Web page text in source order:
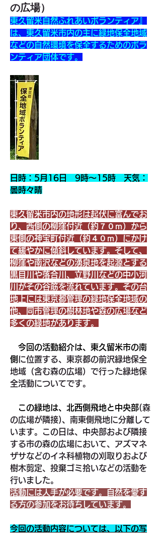
の広場）
東久留米自然ふれあいボランティア』
は、東久留米市内の主に緑地保全地域
などの自然環境を保全するためのボラ
ンティア団体です。
日時：5月16日　9時～15時　天気：
曇時々晴
東久留米市内の地形は起伏に富んでお
り、西側の柳窪付近（約７０ｍ）から
東側の神宝町付近（約４０ｍ）にかけ
て緩やかに傾斜しています。そして、
柳窪や南沢などの湧泉地を起源とする
黒目川や落合川、立野川などの中小河
川がその谷筋を流れています。その台
地上には東京都管理の緑地保全地域の
他、同市管理の樹林地や森の広場など
多くの緑地があります。
今回の活動紹介は、東久留米市の南
側 に位置する、東京都の前沢緑地保全
地域（含む森の広場）で行った緑地保
全活動についてです。
この緑地は、北西側飛地と中央部(森
の広場が隣接)、南東側飛地に分離して
います。この日は、中央部および隣接
する市の森の広場において、アズマネ
ザサなどのイネ科植物の刈取りおよび
樹木剪定、投棄ゴミ拾いなどの活動を
行いました。
活動には人手が必要です。自然を愛す
る方の参加をお待ちしています。
今回の活動内容については、以下の写